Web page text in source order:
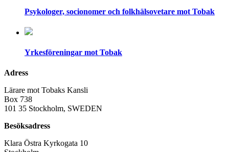
Psykologer, socionomer och folkhälsovetare mot Tobak
Yrkesföreningar mot Tobak
Adress
Lärare mot Tobaks Kansli
Box 738
101 35 Stockholm, SWEDEN
Besöksadress
Klara Östra Kyrkogata 10